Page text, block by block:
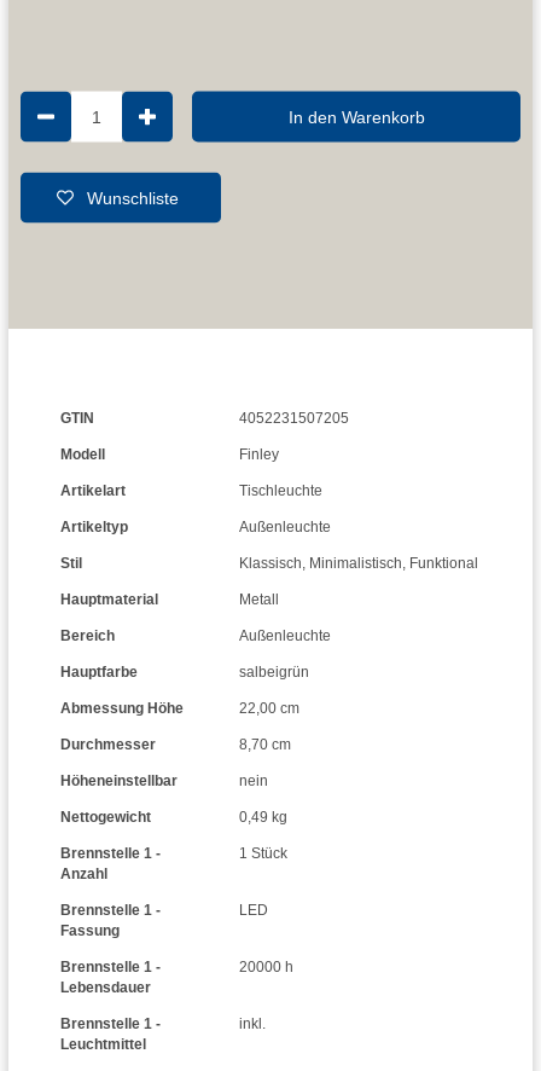
1 In den Warenkorb
Wunschliste
GTIN 4052231507205
Modell Finley
Artikelart Tischleuchte
Artikeltyp Außenleuchte
Stil Klassisch, Minimalistisch, Funktional
Hauptmaterial Metall
Bereich Außenleuchte
Hauptfarbe salbeigrün
Abmessung Höhe 22,00 cm
Durchmesser 8,70 cm
Höheneinstellbar nein
Nettogewicht 0,49 kg
Brennstelle 1 -
Anzahl
1 Stück
Brennstelle 1 -
Fassung
LED
Brennstelle 1 -
Lebensdauer
20000 h
Brennstelle 1 -
Leuchtmittel
inkl.